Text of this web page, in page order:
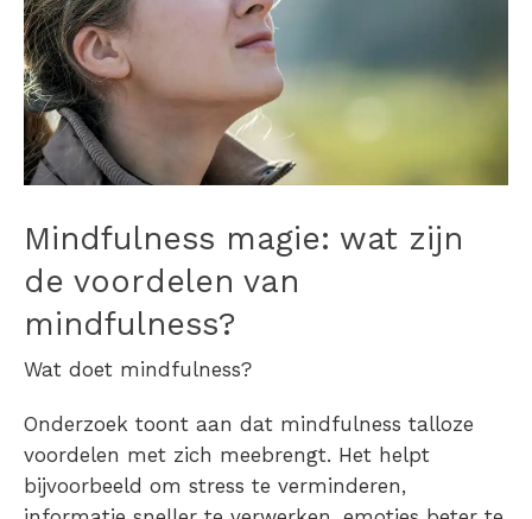
Mindfulness magie: wat zijn
de voordelen van
mindfulness?
Wat doet mindfulness?
Onderzoek toont aan dat mindfulness talloze
voordelen met zich meebrengt. Het helpt
bijvoorbeeld om stress te verminderen,